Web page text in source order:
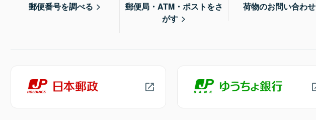
郵便番号を調べる
郵便局・ATM・ポストをさ
がす
荷物のお問い合わせ